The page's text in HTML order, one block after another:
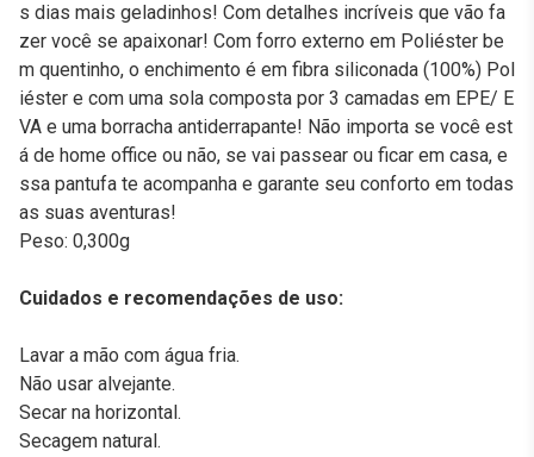
s dias mais geladinhos! Com detalhes incríveis que vão fa
zer você se apaixonar! Com forro externo em Poliéster be
m quentinho, o enchimento é em fibra siliconada (100%) Pol
iéster e com uma sola composta por 3 camadas em EPE/ E
VA e uma borracha antiderrapante! Não importa se você est
á de home office ou não, se vai passear ou ficar em casa, e
ssa pantufa te acompanha e garante seu conforto em todas
as suas aventuras!
Peso: 0,300g
Cuidados e recomendações de uso:
Lavar a mão com água fria.
Não usar alvejante.
Secar na horizontal.
Secagem natural.